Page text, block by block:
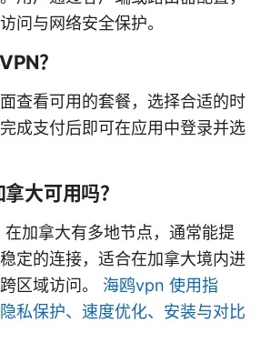
问与网络安全保护。
？
查看可用的套餐，选择合适的时
成支付后即可在应用中登录并选
大可用吗？
加拿大有多地节点，通常能提
定的连接，适合在加拿大境内进
区域访问。 海鸥vpn 使用指
私保护、速度优化、安装与对比